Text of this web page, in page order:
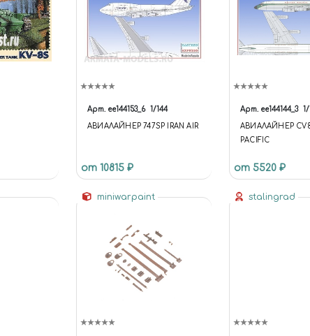
Арт. ее144153_6 1/144
АВИАЛАЙНЕР 747SP IRAN AIR
от 10815 ₽
Арт. ее144144_3 1/
АВИАЛАЙНЕР
PACIFIC
от 5520 ₽
miniwarpaint stalingrad